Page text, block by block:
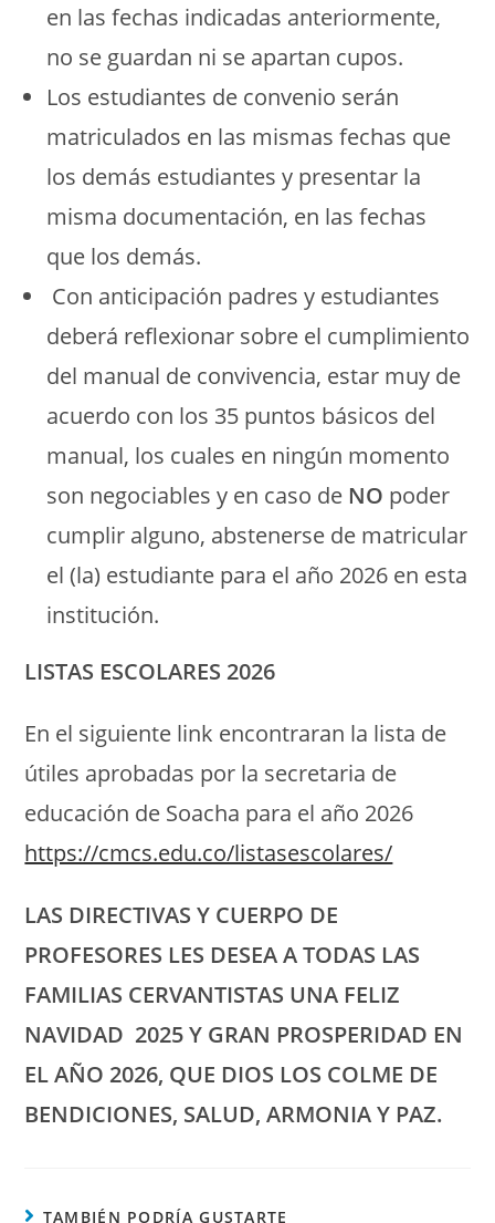
en las fechas indicadas anteriormente,
no se guardan ni se apartan cupos.
Los estudiantes de convenio serán
matriculados en las mismas fechas que
los demás estudiantes y presentar la
misma documentación, en las fechas
que los demás.
Con anticipación padres y estudiantes
deberá reflexionar sobre el cumplimiento
del manual de convivencia, estar muy de
acuerdo con los 35 puntos básicos del
manual, los cuales en ningún momento
son negociables y en caso de NO poder
cumplir alguno, abstenerse de matricular
el (la) estudiante para el año 2026 en esta
institución.
LISTAS ESCOLARES 2026
En el siguiente link encontraran la lista de
útiles aprobadas por la secretaria de
educación de Soacha para el año 2026
https://cmcs.edu.co/listasescolares/
LAS DIRECTIVAS Y CUERPO DE
PROFESORES LES DESEA A TODAS LAS
FAMILIAS CERVANTISTAS UNA FELIZ
NAVIDAD 2025 Y GRAN PROSPERIDAD EN
EL AÑO 2026, QUE DIOS LOS COLME DE
BENDICIONES, SALUD, ARMONIA Y PAZ.
TAMBIÉN PODRÍA GUSTARTE